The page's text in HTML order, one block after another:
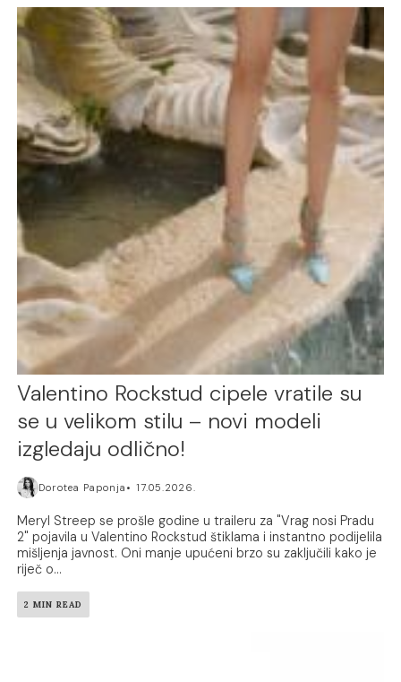
Valentino Rockstud cipele vratile su
se u velikom stilu – novi modeli
izgledaju odlično!
Dorotea Paponja 17.05.2026.
Meryl Streep se prošle godine u traileru za "Vrag nosi Pradu
2" pojavila u Valentino Rockstud štiklama i instantno podijelila
mišljenja javnost. Oni manje upućeni brzo su zaključili kako je
riječ o...
2 MIN READ